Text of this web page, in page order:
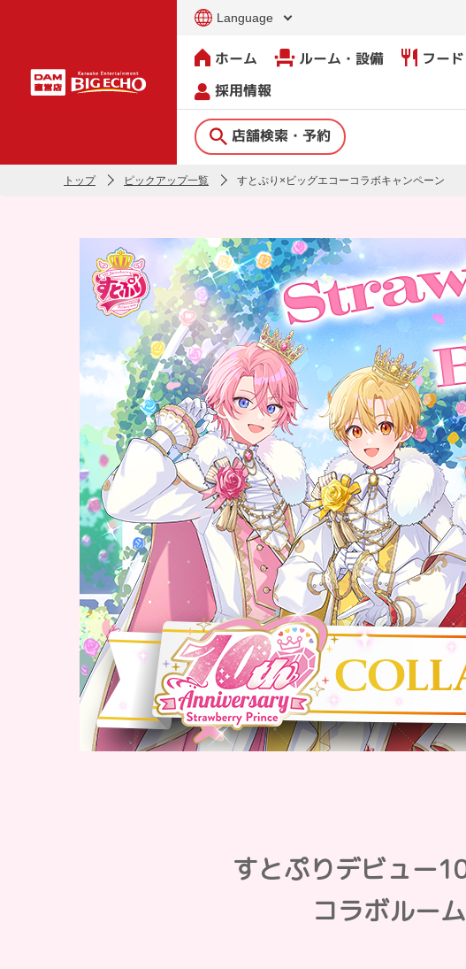
Language
ホーム ルーム・設備 フー
採用情報
店舗検索・予約
トップ ピックアップ一覧 すとぷり×ビッグエコーコラボキャンペーン
すとぷりデビュー
コラボルー